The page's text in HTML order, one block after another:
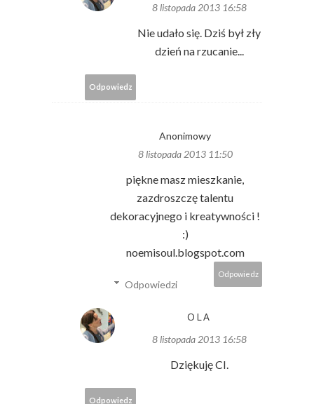
8 listopada 2013 16:58
Nie udało się. Dziś był zły
dzień na rzucanie...
Odpowiedz
Anonimowy
8 listopada 2013 11:50
piękne masz mieszkanie,
zazdroszczę talentu
dekoracyjnego i kreatywności !
:)
noemisoul.blogspot.com
Odpowiedz
Odpowiedzi
OLA
8 listopada 2013 16:58
Dziękuję CI.
Odpowiedz